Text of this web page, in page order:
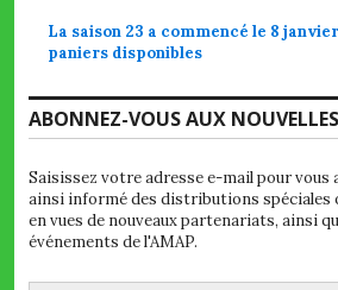
La saison 23 a commencé le 8
paniers disponibles
ABONNEZ-VOUS AUX
Saisissez votre adresse e-mail pour vous
ainsi informé des distributions spéciales
en vues de nouveaux partenariats, ainsi
événements de l'AMAP.